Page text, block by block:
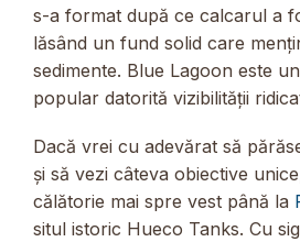
s-a format după ce calcarul a
lăsând un fund solid care
sedimente. Blue Lagoon este
popular datorită vizibilității
Dacă vrei cu adevărat să
și să vezi câteva obiective
călătorie mai spre vest până la
situl istoric Hueco Tanks. Cu